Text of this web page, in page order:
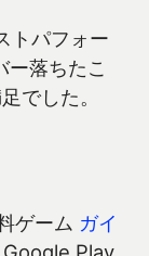
トパフォー
落ちたこ
でした。
ゲーム ガイ